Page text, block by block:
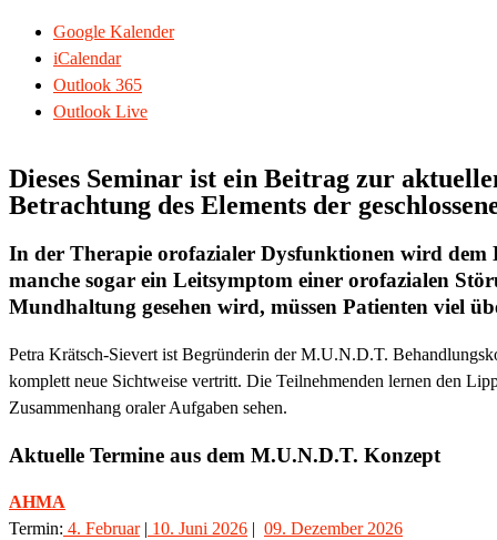
Google Kalender
iCalendar
Outlook 365
Outlook Live
Dieses Seminar ist ein Beitrag zur
Betrachtung des Elements der
In der Therapie orofazialer Dysfunktionen wird dem
manche sogar ein Leitsymptom einer orofazialen
Mundhaltung gesehen wird, müssen Patienten viel
Petra Krätsch-Sievert ist Begründerin der M.U.N.D.T.
komplett neue Sichtweise vertritt. Die Teilnehmenden lernen den
Zusammenhang oraler Aufgaben sehen.
Aktuelle Termine aus dem M.U.N.D.T. Konzept
AHMA
Termin: 4. Februar| 10. Juni 2026 | 09. Dezember 2026